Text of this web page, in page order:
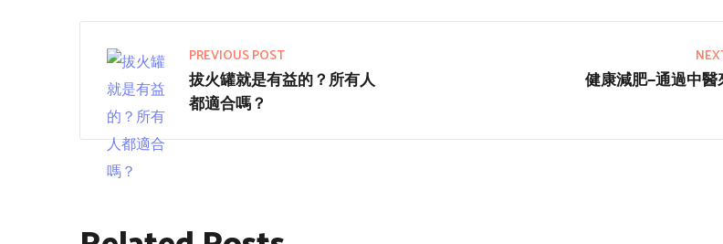
PREVIOUS POST
拔火罐就是有益的？所有人
都適合嗎？
健康減肥—通過中醫